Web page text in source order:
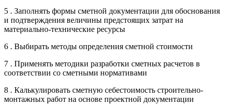
5 . Заполнять формы сметной документации для обоснования
и подтверждения величины предстоящих затрат на
материально-технические ресурсы
6 . Выбирать методы определения сметной стоимости
7 . Применять методики разработки сметных расчетов в
соответствии со сметными нормативами
8 . Калькулировать сметную себестоимость строительно-
монтажных работ на основе проектной документации